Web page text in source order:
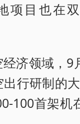
项目也在
济领域，9
行研制的
100首架机